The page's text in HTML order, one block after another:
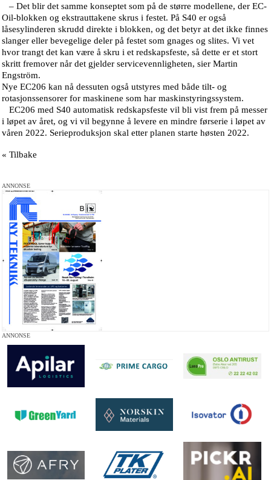
– Det blir det samme konseptet som på de større modellene, der EC-
Oil-blokken og ekstrauttakene skrus i festet. På S40 er også
låsesylinderen skrudd direkte i blokken, og det betyr at det ikke finnes
slanger eller bevegelige deler på festet som gnages og slites. Vi vet
hvor trangt det kan være å skru i et redskapsfeste, så dette er et stort
skritt fremover når det gjelder servicevennligheten, sier Martin
Engström.
Nye EC206 kan nå dessuten også utstyres med både tilt- og
rotasjonssensorer for maskinene som har maskinstyringssystem.
EC206 med S40 automatisk redskapsfeste vil bli vist frem på messer
i løpet av året, og vi vil begynne å levere en mindre førserie i løpet av
våren 2022. Serieproduksjon skal etter planen starte høsten 2022.
« Tilbake
ANNONSE
ANNONSE